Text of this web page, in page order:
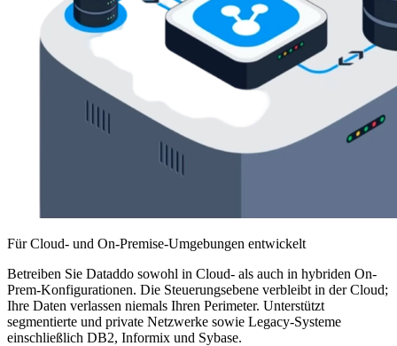
Für Cloud- und On-Premise-Umgebungen entwickelt
Betreiben Sie Dataddo sowohl in Cloud- als auch in hybriden On-
Prem-Konfigurationen. Die Steuerungsebene verbleibt in der Cloud;
Ihre Daten verlassen niemals Ihren Perimeter. Unterstützt
segmentierte und private Netzwerke sowie Legacy-Systeme
einschließlich DB2, Informix und Sybase.